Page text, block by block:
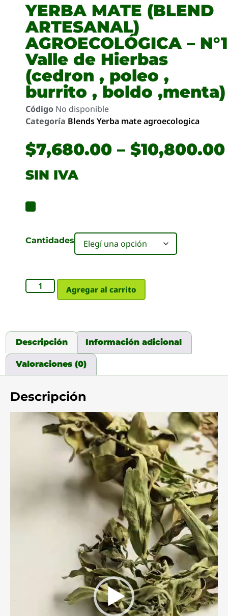
YERBA MATE (BLEND
ARTESANAL)
AGROECOLÓGICA – N°1
Valle de Hierbas
(cedron , poleo ,
burrito , boldo ,menta)
Código No disponible
Categoría Blends Yerba mate agroecologica
$7,680.00 – $10,800.00
SIN IVA
Cantidades
Agregar al carrito
Descripción Información adicional
Valoraciones (0)
Descripción
Reproductor